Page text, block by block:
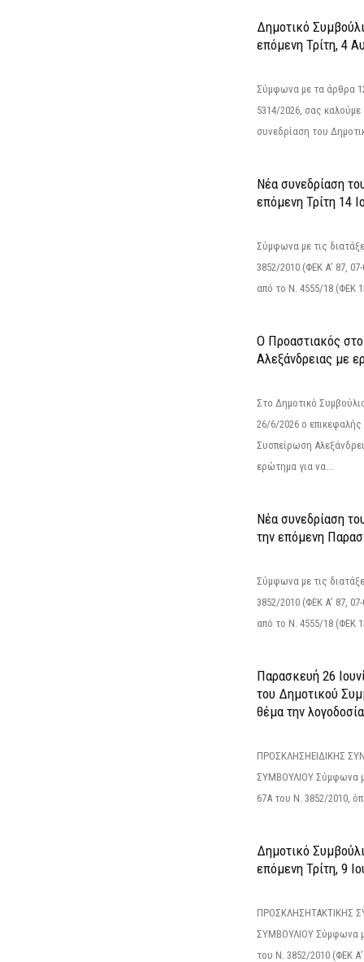
Δημοτικό
επόμενη Τρίτη, 4
Σύμφωνα με τα άρθρα
5314/2026, σας καλούμε
συνεδρίαση του
Νέα συνεδρίαση
επόμενη Τρίτη 14
Σύμφωνα με τις
3852/2010 (ΦΕΚ Α’ 87,
από το N. 4555/18 (ΦΕΚ
Ο Προαστιακός
Αλεξάνδρειας με
Στο Δημοτικό
26/6/2026 ο
Συσπείρωση
ερώτημα για να...
Νέα συνεδρίαση
την επόμενη
Σύμφωνα με τις
3852/2010 (ΦΕΚ Α’ 87,
από το N. 4555/18 (ΦΕΚ
Παρασκευή 26
του Δημοτικού
θέμα την
ΠΡΟΣΚΛΗΣΗΕΙΔΙΚΗΣ
ΣΥΜΒΟΥΛΙΟΥ Σύμφωνα
67Α του Ν. 3852/2010,
Δημοτικό
επόμενη Τρίτη, 9
ΠΡΟΣΚΛΗΣΗΤΑΚΤΙΚΗΣ
ΣΥΜΒΟΥΛΙΟΥ Σύμφωνα
του Ν. 3852/2010 (ΦΕΚ